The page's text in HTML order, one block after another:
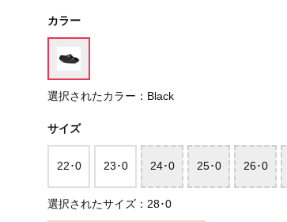
カラー
選択されたカラー：Black
サイズ
22･0 23･0 24･0 25･0 26･0
選択されたサイズ：28･0